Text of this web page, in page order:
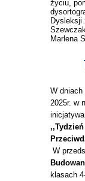
życiu,
Dysleksji
Marlena
W dniach
2025r. w
W
klasach